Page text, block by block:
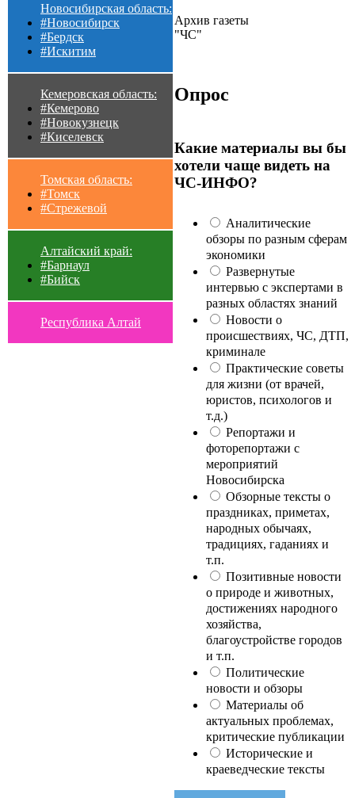
Новосибирская область:
#Новосибирск
#Бердск
#Искитим
Кемеровская область:
#Кемерово
#Новокузнецк
#Киселевск
Томская область:
#Томск
#Стрежевой
Алтайский край:
#Барнаул
#Бийск
Республика Алтай
Архив газеты
"ЧС"
Опрос
Какие материалы вы бы
хотели чаще видеть на
ЧС-ИНФО?
Аналитические
обзоры по разным сферам
экономики
Развернутые
интервью с экспертами в
разных областях знаний
Новости о
происшествиях, ЧС, ДТП,
криминале
Практические советы
для жизни (от врачей,
юристов, психологов и
т.д.)
Репортажи и
фоторепортажи с
мероприятий
Новосибирска
Обзорные тексты о
праздниках, приметах,
народных обычаях,
традициях, гаданиях и
т.п.
Позитивные новости
о природе и животных,
достижениях народного
хозяйства,
благоустройстве городов
и т.п.
Политические
новости и обзоры
Материалы об
актуальных проблемах,
критические публикации
Исторические и
краеведческие тексты